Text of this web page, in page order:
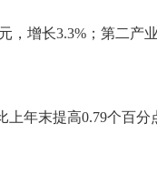
，增长3.3%；第二产
上年末提高0.79个百分